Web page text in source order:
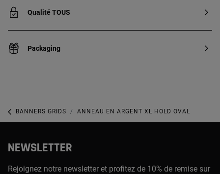
Qualité TOUS
Packaging
BANNERS GRIDS ANNEAU EN ARGENT XL HOLD OVAL
NEWSLETTER
Rejoignez notre newsletter et profitez de 10% de remise sur